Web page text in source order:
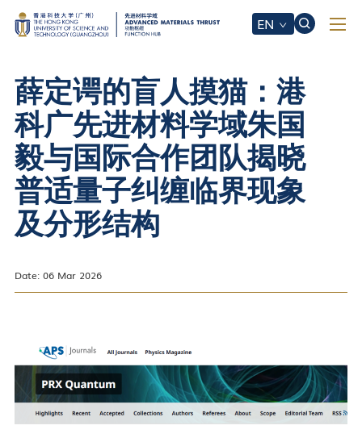
EN
薛定谔的盲人摸猫：港
科广先进材料学域朱国
毅与国际合作团队揭晓
普适量子纠缠临界现象
及分形结构
Date: 06 Mar 2026